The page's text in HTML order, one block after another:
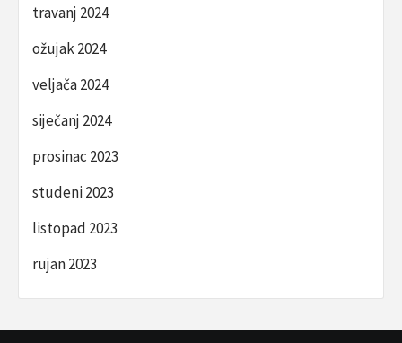
travanj 2024
ožujak 2024
veljača 2024
siječanj 2024
prosinac 2023
studeni 2023
listopad 2023
rujan 2023